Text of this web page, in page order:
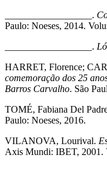
__________________.
Paulo: Noeses, 2014.
__________________.
HARRET, Florence;
comemoração dos 25
Barros Carvalho. São
TOMÉ, Fabiana Del
Paulo: Noeses, 2016.
VILANOVA, Lourival.
Axis Mundi: IBET, 2001.